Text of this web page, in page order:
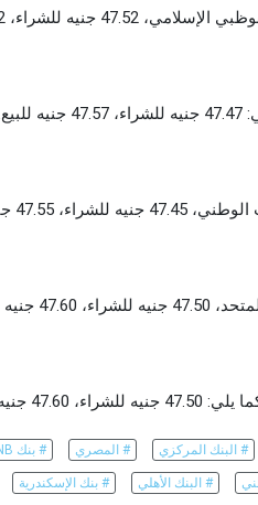
47.62 جنيه للبيع.
جنيه للبيع.
للبيع.
# البنك المركزي # المصري # بنك QNB
# البنك الأهلي # بنك الإسكندرية